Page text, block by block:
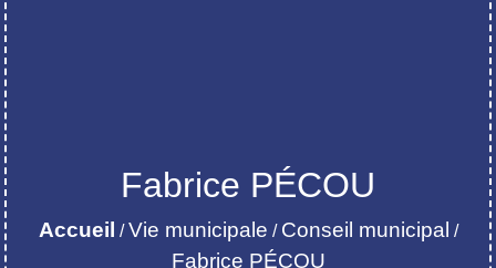
Fabrice PÉCOU
Accueil /Vie municipale / Conseil municipal /
Fabrice PÉCOU